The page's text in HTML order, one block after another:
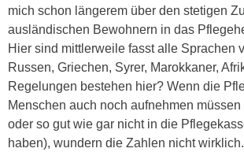
mich schon längerem über den stetigen
ausländischen Bewohnern in das
Hier sind mittlerweile fasst alle Sprachen
Russen, Griechen, Syrer, Marokkaner,
Regelungen bestehen hier? Wenn die
Menschen auch noch aufnehmen
oder so gut wie gar nicht in die
haben), wundern die Zahlen nicht